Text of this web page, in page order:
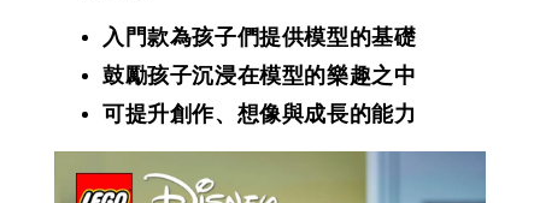
入門款為孩子們提供模型的基礎
鼓勵孩子沉浸在模型的樂趣之中
可提升創作、想像與成長的能力